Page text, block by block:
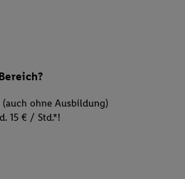
ohne Ausbildung)
15 € / Std.*!